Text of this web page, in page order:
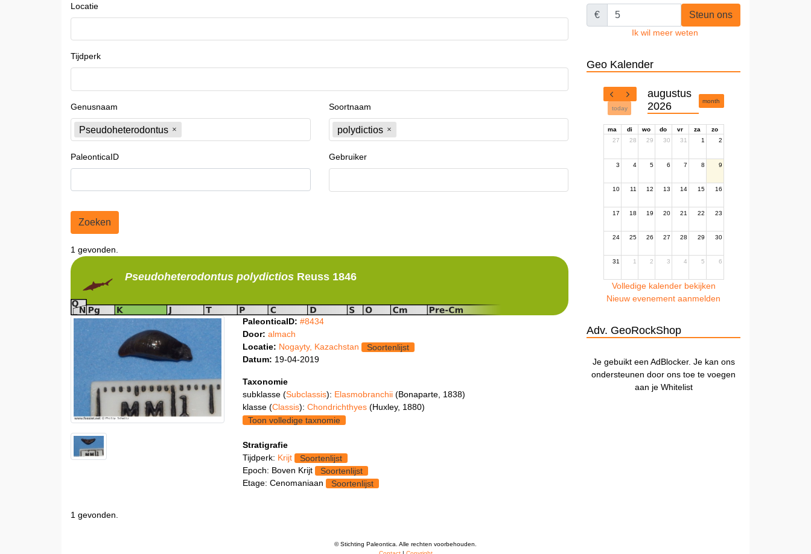
Locatie
Tijdperk
Genusnaam
Pseudoheterodontus
Soortnaam
polydictios
PaleonticaID Gebruiker
Zoeken
1 gevonden.
Pseudoheterodontuspolydictios Reuss 1846
PaleonticaID: #8434
Door: almach
Locatie: Nogayty, Kazachstan
Soortenlijst
Datum: 19-04-2019
Taxonomie
subklasse (Subclassis): Elasmobranchii (Bonaparte, 1838)
klasse (Classis): Chondrichthyes (Huxley, 1880)
Toon volledige taxnomie
Stratigrafie
Tijdperk: Krijt
Soortenlijst
Epoch: Boven Krijt
Soortenlijst
Etage: Cenomaniaan
Soortenlijst
1 gevonden.
€ Steun ons
Ik wil meer weten
Geo Kalender
today
augustus
2026
month
ma di wo do vr za
zo
27
28 29 30 31 1 2
3 4 5 6 7 8 9
10 11 12 13 14 15 16
17 18 19 20 21 22 23
24 25 26 27 28 29 30
31 1 2 3 4 5 6
Volledige kalender bekijken
Nieuw evenement aanmelden
Adv. GeoRockShop
Je gebuikt een AdBlocker. Je kan ons
ondersteunen door ons toe te voegen
aan je Whitelist
© Stichting Paleontica. Alle rechten voorbehouden.